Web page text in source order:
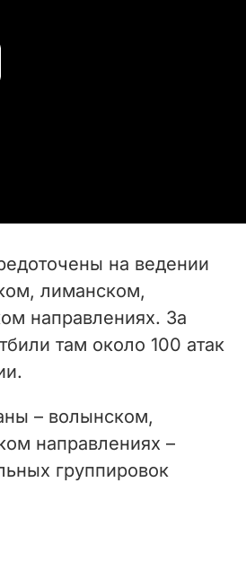
на ведении
лиманском,
направлениях. За
там около 100 атак
– волынском,
направлениях –
группировок